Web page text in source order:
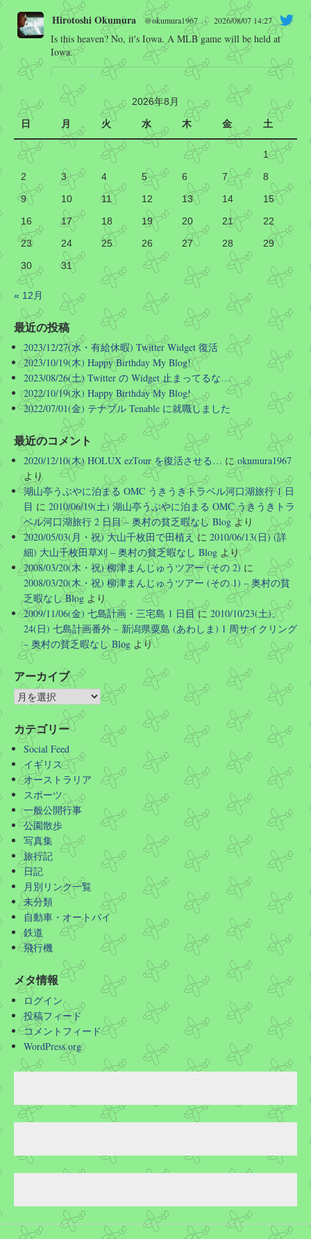
Hirotoshi Okumura @okumura1967 · 2026/08/07 14:27
Is this heaven? No, it's Iowa. A MLB game will be held at
Iowa.
@MLB
"Is this heaven?"
"No, it's Iowa!"
MLB at Field of Dreams returns one week from tonight!
Twitter
Hirotoshi Okumura @okumura1967 · 2026/08/07 12:54
これは、AI の正しい使い方という気がする。他にも復
活する昔のアプリケーション増えないかな…
窓の杜
@madonomori
老舗のマウスユーティリティ「チューチューマウ
ス」がAIの力を借りて15年ぶりに復活／64bit化、
Windows 10/11、「Chrome」も走り回る。復活記念
で2026年末まで…
https://forest.watch.impress.co.jp/docs/news/2131497.ht
ml
1 1 Twitter
さらに読み込む
2026年8月
日
月 火 水 木 金 土
1
2
3 4 5 6 7
8
9
10 11 12 13 14
15
16
17 18 19 20 21
22
23
24 25 26 27 28
29
30
31
« 12月
最近の投稿
2023/12/27(水・有給休暇) Twitter Widget 復活
2023/10/19(木) Happy Birthday My Blog!
2023/08/26(土) Twitter の Widget 止まってるな…
2022/10/19(水) Happy Birthday My Blog!
2022/07/01(金) テナブル Tenable に就職しました
最近のコメント
2020/12/10(木) HOLUX ezTour を復活させる… にokumura1967
より
湖山亭うぶやに泊まる OMC うきうきトラベル河口湖旅行 1 日
目 に 2010/06/19(土) 湖山亭うぶやに泊まる OMC うきうきトラ
ベル河口湖旅行 2 日目 – 奥村の貧乏暇なし Blogより
2020/05/03(月・祝) 大山千枚田で田植えに 2010/06/13(日) (詳
細) 大山千枚田草刈 – 奥村の貧乏暇なし Blog より
2008/03/20(木・祝) 柳津まんじゅうツアー (その 2)に
2008/03/20(木・祝) 柳津まんじゅうツアー (その 1) – 奥村の貧
乏暇なし Blog より
2009/11/06(金) 七島計画・三宅島 1 日目に 2010/10/23(土)、
24(日) 七島計画番外 – 新潟県粟島 (あわしま) 1 周サイクリング
– 奥村の貧乏暇なし Blog より
アーカイブ
カテゴリー
Social Feed
イギリス
オーストラリア
スポーツ
一般公開行事
公園散歩
写真集
旅行記
日記
月別リンク一覧
未分類
自動車・オートバイ
鉄道
飛行機
メタ情報
ログイン
投稿フィード
コメントフィード
WordPress.org